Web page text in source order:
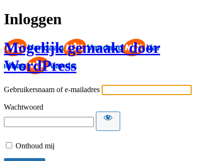
Inloggen
Mogelijk gemaakt door
WordPress
Gebruikersnaam of e-mailadres
Wachtwoord
Onthoud mij